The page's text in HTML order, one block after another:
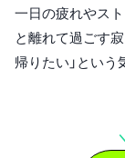
一日の疲れやス
と離れて過ごす
帰りたい」とい